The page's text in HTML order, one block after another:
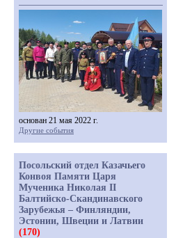
основан 21 мая 2022 г.
Другие события
Посольский отдел Казачьего
Конвоя Памяти Царя
Мученика Николая II
Балтийско-Скандинавского
Зарубежья – Финляндии,
Эстонии, Швеции и Латвии
(170)